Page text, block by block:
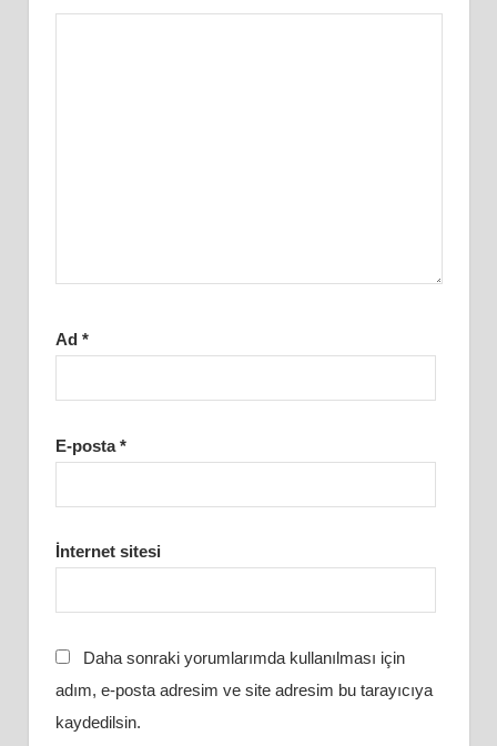
Ad *
E-posta*
İnternet sitesi
Daha sonraki yorumlarımda kullanılması için
adım, e-posta adresim ve site adresim bu tarayıcıya
kaydedilsin.